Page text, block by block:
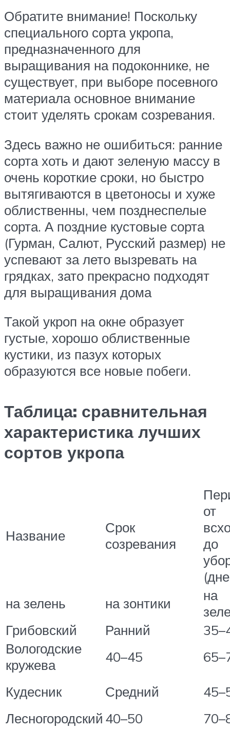
Обратите внимание! Поскольку
специального сорта укропа,
предназначенного для
выращивания на подоконнике, не
существует, при выборе посевного
материала основное внимание
стоит уделять срокам созревания.
Здесь важно не ошибиться: ранние
сорта хоть и дают зеленую массу в
очень короткие сроки, но быстро
вытягиваются в цветоносы и хуже
облиственны, чем позднеспелые
сорта. А поздние кустовые сорта
(Гурман, Салют, Русский размер) не
успевают за лето вызревать на
грядках, зато прекрасно подходят
для выращивания дома
Такой укроп на окне образует
густые, хорошо облиственные
кустики, из пазух которых
образуются все новые побеги.
Таблица: сравнительная
характеристика лучших
сортов укропа
Название
Срок
созревания
от
до
на зелень
на зонтики
на
Грибовский
Ранний
Вологодские
кружева
40–45
Кудесник Средний
Лесногородский 40–50